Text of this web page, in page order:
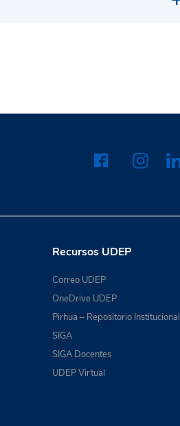
Recursos UDEP
Correo UDEP
OneDrive UDEP
Pirhua – Repositorio Institucional
SIGA
SIGA Docentes
UDEP Virtual